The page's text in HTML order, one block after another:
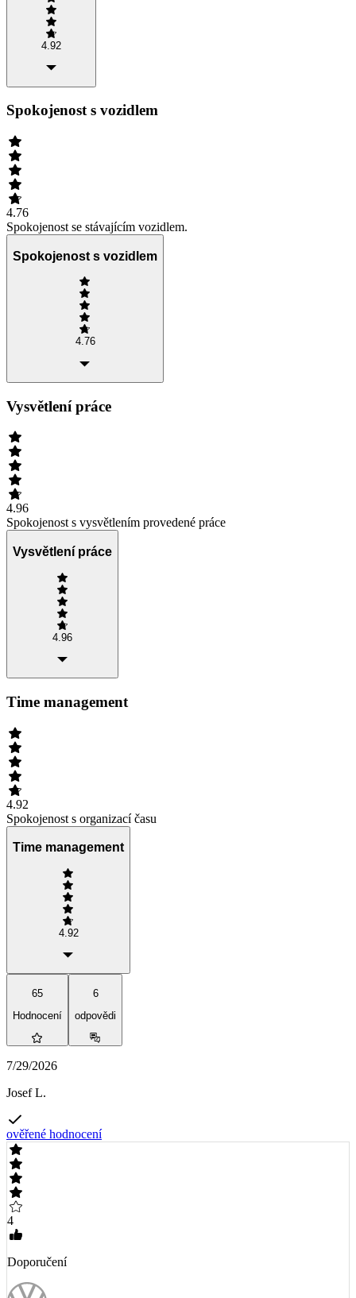
4.92
Spokojenost s vozidlem
4.76
Spokojenost se stávajícím vozidlem.
Spokojenost s vozidlem
4.76
Vysvětlení práce
4.96
Spokojenost s vysvětlením provedené práce
Vysvětlení práce
4.96
Time management
4.92
Spokojenost s organizací času
Time management
4.92
65
Hodnocení
6
odpovědi
7/29/2026
Josef L.
ověřené hodnocení
4
Doporučení